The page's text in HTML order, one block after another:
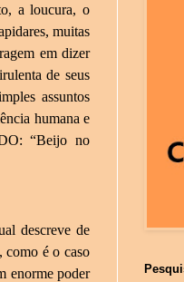
a loucura, o
muitas
em dizer
de seus
assuntos
humana e
“Beijo no
descreve de
como é o caso
enorme poder